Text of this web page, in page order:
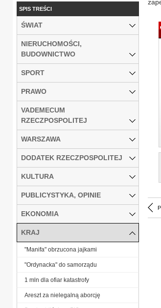
SPIS TREŚCI
ŚWIAT
NIERUCHOMOŚCI,
BUDOWNICTWO
SPORT
PRAWO
VADEMECUM
RZECZPOSPOLITEJ
WARSZAWA
DODATEK RZECZPOSPOLITEJ
KULTURA
PUBLICYSTYKA, OPINIE
EKONOMIA
KRAJ
"Manifa" obrzucona jajkami
"Ordynacka" do samorządu
1 mln dla ofiar katastrofy
Areszt za nielegalną aborcję